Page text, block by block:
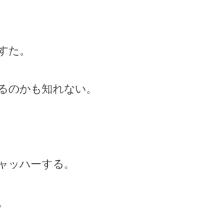
た。
かも知れない。
ッハーする。